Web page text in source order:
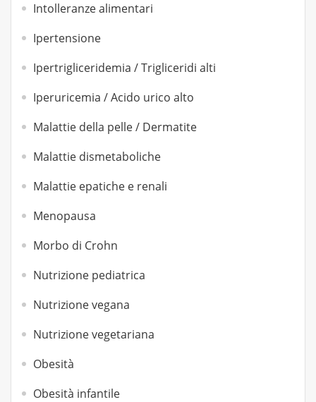
Intolleranze alimentari
Ipertensione
Ipertrigliceridemia / Trigliceridi alti
Iperuricemia / Acido urico alto
Malattie della pelle / Dermatite
Malattie dismetaboliche
Malattie epatiche e renali
Menopausa
Morbo di Crohn
Nutrizione pediatrica
Nutrizione vegana
Nutrizione vegetariana
Obesità
Obesità infantile